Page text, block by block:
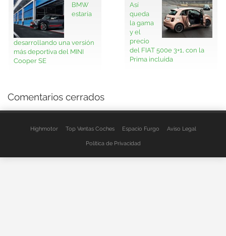
BMW
estaría
desarrollando una versión
más deportiva del MINI
Cooper SE
Así
queda
la gama
y el
precio
del FIAT 500e 3+1, con la
Prima incluida
Comentarios cerrados
Highmotor Top Ventas Coches Espacio Furgo Aviso Legal
Política de Privacidad